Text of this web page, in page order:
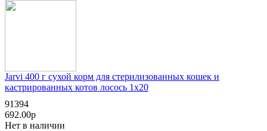
Jarvi 400 г сухой корм для стерилизованных кошек и
кастрированных котов лосось 1х20
91394
692.00р
Нет в наличии